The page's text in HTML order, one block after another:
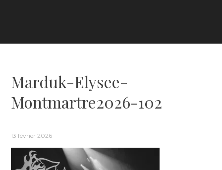
Marduk-Elysee-
Montmartre2026-102
13 février 2026